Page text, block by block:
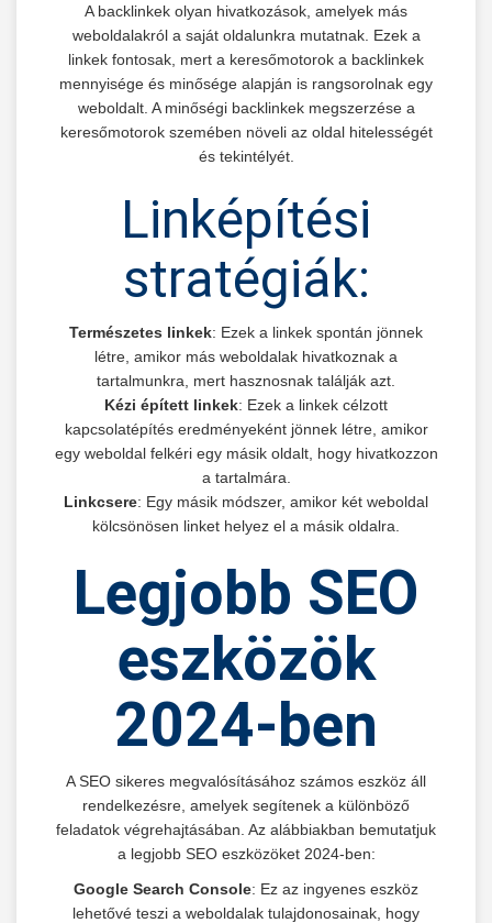
A backlinkek olyan hivatkozások, amelyek más
weboldalakról a saját oldalunkra mutatnak. Ezek a
linkek fontosak, mert a keresőmotorok a backlinkek
mennyisége és minősége alapján is rangsorolnak egy
weboldalt. A minőségi backlinkek megszerzése a
keresőmotorok szemében növeli az oldal hitelességét
és tekintélyét.
Linképítési
stratégiák:
Természetes linkek: Ezek a linkek spontán jönnek
létre, amikor más weboldalak hivatkoznak a
tartalmunkra, mert hasznosnak találják azt.
Kézi épített linkek: Ezek a linkek célzott
kapcsolatépítés eredményeként jönnek létre, amikor
egy weboldal felkéri egy másik oldalt, hogy hivatkozzon
a tartalmára.
Linkcsere: Egy másik módszer, amikor két weboldal
kölcsönösen linket helyez el a másik oldalra.
Legjobb SEO
eszközök
2024-ben
A SEO sikeres megvalósításához számos eszköz áll
rendelkezésre, amelyek segítenek a különböző
feladatok végrehajtásában. Az alábbiakban bemutatjuk
a legjobb SEO eszközöket 2024-ben:
Google Search Console: Ez az ingyenes eszköz
lehetővé teszi a weboldalak tulajdonosainak, hogy